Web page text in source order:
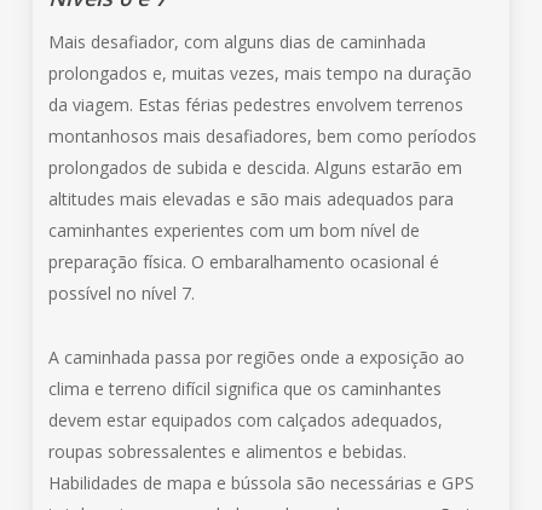
Mais desafiador, com alguns dias de caminhada
prolongados e, muitas vezes, mais tempo na duração
da viagem. Estas férias pedestres envolvem terrenos
montanhosos mais desafiadores, bem como períodos
prolongados de subida e descida. Alguns estarão em
altitudes mais elevadas e são mais adequados para
caminhantes experientes com um bom nível de
preparação física. O embaralhamento ocasional é
possível no nível 7.
A caminhada passa por regiões onde a exposição ao
clima e terreno difícil significa que os caminhantes
devem estar equipados com calçados adequados,
roupas sobressalentes e alimentos e bebidas.
Habilidades de mapa e bússola são necessárias e GPS